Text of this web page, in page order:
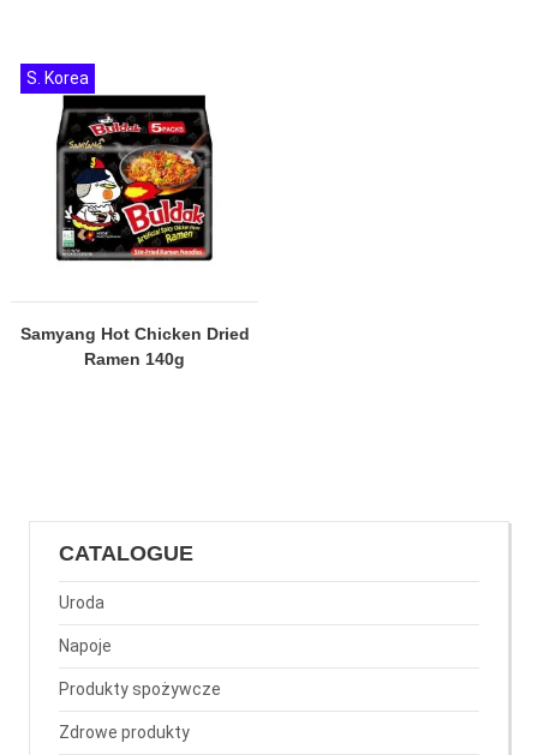
CATALOGUE
Uroda
Napoje
Produkty spożywcze
Zdrowe produkty
Samyang Hot Chicken Dried
Ramen 140g
S. Korea